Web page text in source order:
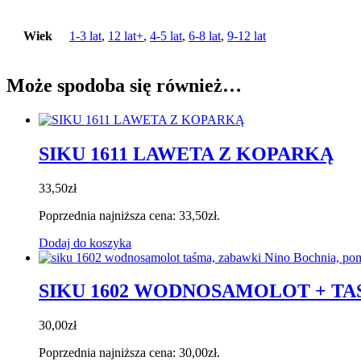
Wiek 1-3 lat, 12 lat+, 4-5 lat, 6-8 lat, 9-12 lat
Może spodoba się również…
SIKU 1611 LAWETA Z KOPARKĄ
33,50zł
Poprzednia najniższa cena: 33,50zł.
Dodaj do koszyka
SIKU 1602 WODNOSAMOLOT +
30,00zł
Poprzednia najniższa cena: 30,00zł.